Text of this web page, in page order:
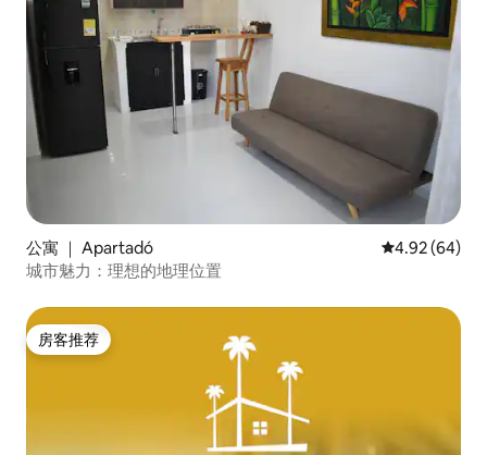
公寓 ｜ Apartadó 平均评分 4.92
4.92 (64)
城市魅力：理想的地理位置
房客推荐
房客推荐